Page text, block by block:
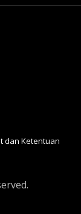
dan Ketentuan